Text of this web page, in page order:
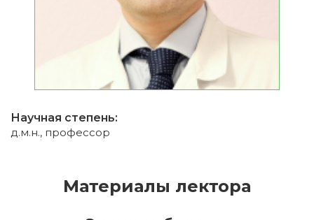
Научная степень:
д.м.н., профессор
Материалы лектора